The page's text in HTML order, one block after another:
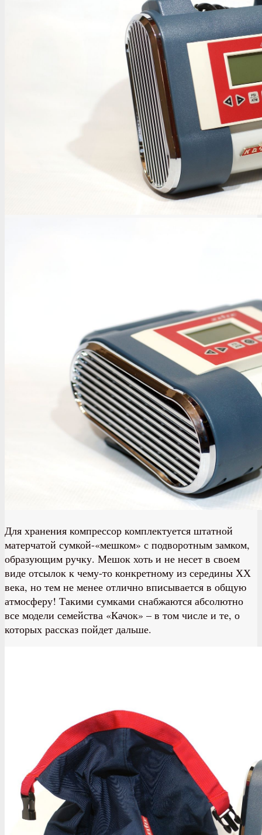
Для хранения компрессор комплектуется штатной
матерчатой сумкой-«мешком» с подворотным замком,
образующим ручку. Мешок хоть и не несет в своем
виде отсылок к чему-то конкретному из середины ХХ
века, но тем не менее отлично вписывается в общую
атмосферу! Такими сумками снабжаются абсолютно
все модели семейства «Качок» – в том числе и те, о
которых рассказ пойдет дальше.